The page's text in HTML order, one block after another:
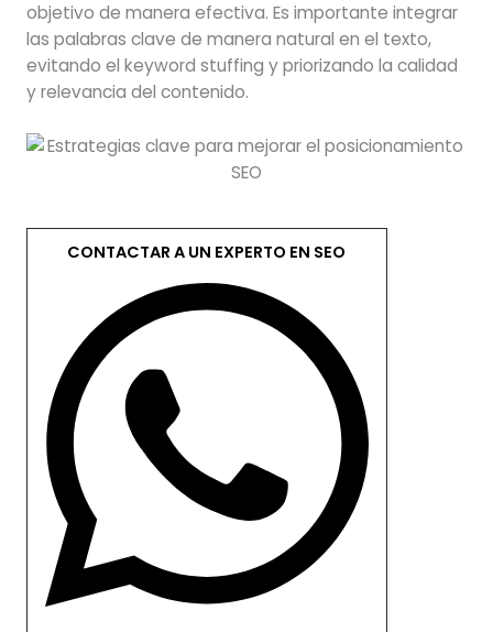
objetivo de manera efectiva. Es importante integrar
las palabras clave de manera natural en el texto,
evitando el keyword stuffing y priorizando la calidad
y relevancia del contenido.
CONTACTAR A UN EXPERTO EN SEO